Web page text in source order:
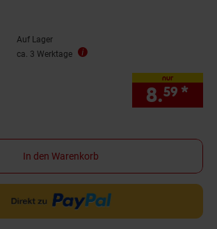
Auf Lager
ca. 3 Werktage
nur
8.59 *
In den Warenkorb